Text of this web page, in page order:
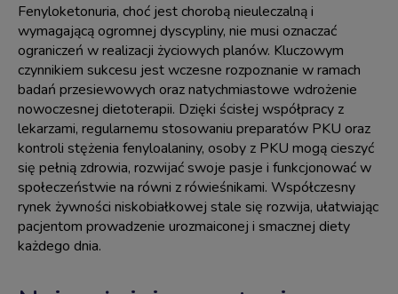
Fenyloketonuria, choć jest chorobą nieuleczalną i
wymagającą ogromnej dyscypliny, nie musi oznaczać
ograniczeń w realizacji życiowych planów. Kluczowym
czynnikiem sukcesu jest wczesne rozpoznanie w ramach
badań przesiewowych oraz natychmiastowe wdrożenie
nowoczesnej dietoterapii. Dzięki ścisłej współpracy z
lekarzami, regularnemu stosowaniu preparatów PKU oraz
kontroli stężenia fenyloalaniny, osoby z PKU mogą cieszyć
się pełnią zdrowia, rozwijać swoje pasje i funkcjonować w
społeczeństwie na równi z rówieśnikami. Współczesny
rynek żywności niskobiałkowej stale się rozwija, ułatwiając
pacjentom prowadzenie urozmaiconej i smacznej diety
każdego dnia.